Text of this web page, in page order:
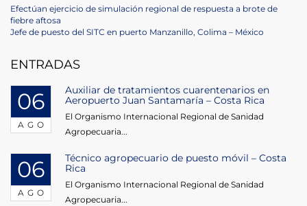
Navegación
de
entradas
Previous
Post
Efectúan ejercicio de simulación regional de respuesta a brote de
fiebre aftosa
Next
Jefe de puesto del SITC en puerto Manzanillo, Colima – México
ENTRADAS
06
AGO
Auxiliar de tratamientos cuarentenarios en
Aeropuerto Juan Santamaría – Costa Rica
El Organismo Internacional Regional de Sanidad
Agropecuaria...
06
AGO
Técnico agropecuario de puesto móvil – Costa
Rica
El Organismo Internacional Regional de Sanidad
Agropecuaria...